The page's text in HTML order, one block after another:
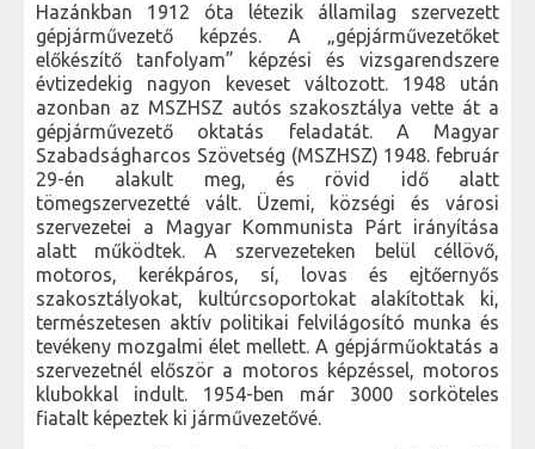
Hazánkban 1912 óta létezik államilag szervezett
gépjárművezető képzés. A „gépjárművezetőket
előkészítő tanfolyam” képzési és vizsgarendszere
évtizedekig nagyon keveset változott. 1948 után
azonban az MSZHSZ autós szakosztálya vette át a
gépjárművezető oktatás feladatát. A Magyar
Szabadságharcos Szövetség (MSZHSZ) 1948. február
29-én alakult meg, és rövid idő alatt
tömegszervezetté vált. Üzemi, községi és városi
szervezetei a Magyar Kommunista Párt irányítása
alatt működtek. A szervezeteken belül céllövő,
motoros, kerékpáros, sí, lovas és ejtőernyős
szakosztályokat, kultúrcsoportokat alakítottak ki,
természetesen aktív politikai felvilágosító munka és
tevékeny mozgalmi élet mellett. A gépjárműoktatás a
szervezetnél először a motoros képzéssel, motoros
klubokkal indult. 1954-ben már 3000 sorköteles
fiatalt képeztek ki járművezetővé.